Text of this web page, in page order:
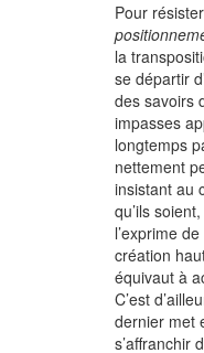
Pour
la
se départir
des savoirs
impasses
longtemps
nettement
insistant au
qu’ils
l’exprime
création
équivaut à
C’est
dernier met
s’affranchir